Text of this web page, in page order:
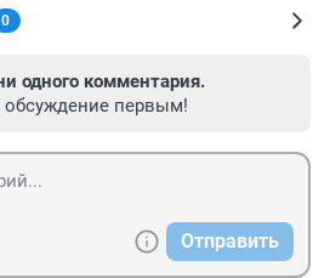
0
одного комментария.
обсуждение первым!
Отправить